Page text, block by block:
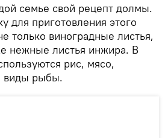
семье свой рецепт долмы.
для приготовления этого
только виноградные листья,
нежные листья инжира. В
рис, мясо,
виды рыбы.